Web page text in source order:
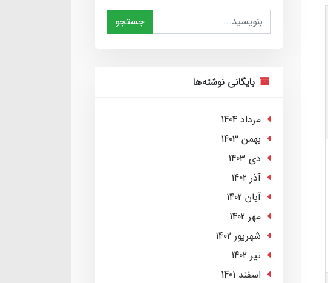
جستجو
بایگانی نوشته‌ها
مرداد 1404
بهمن 1403
دی 1403
آذر 1402
آبان 1402
مهر 1402
شهریور 1402
تير 1402
اسفند 1401